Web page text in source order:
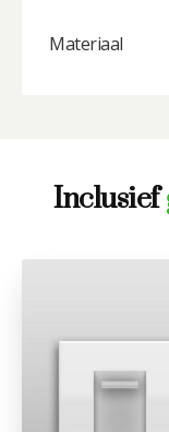
Materiaal
Inclusief